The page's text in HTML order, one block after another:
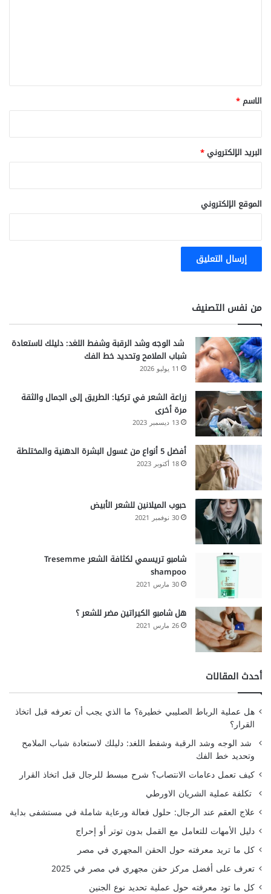
*
الاسم*
البريد الإلكتروني*
الموقع الإلكتروني
من نفس التصنيف
شد الوجه وشد الرقبة وشفط اللغد: دليلك لاستعادة
شباب الملامح وتحديد خط الفك
11 يوليو 2026
زراعة الشعر في تركيا: الطريق إلى الجمال والثقة
مرة أخرى
13 ديسمبر 2023
أفضل 5 أنواع من غسول البشرة الدهنية والمختلطة
18 أكتوبر 2023
حبوب الميلانين للشعر الأبيض
30 نوفمبر 2021
شامبو تريسمي لكثافة الشعر Tresemme
shampoo
30 مارس 2021
هل شامبو الكيراتين مضر للشعر ؟
26 مارس 2021
أحدث المقالات
هل عملية الرباط الصليبي خطيرة؟ ما الذي يجب أن تعرفه قبل اتخاذ
القرار؟
شد الوجه وشد الرقبة وشفط اللغد: دليلك لاستعادة شباب الملامح
وتحديد خط الفك
كيف تعمل دعامات الانتصاب؟ شرح مبسط للرجال قبل اتخاذ القرار
تكلفة عملية الشريان الاورطي
علاج العقم عند الرجال: حلول فعالة ورعاية شاملة في مستشفى بداية
دليل الأمهات للتعامل مع القمل بدون توتر أو إحراج
كل ما تريد معرفته حول الحقن المجهري في مصر
تعرف على أفضل مركز حقن مجهري في مصر في 2025
كل ما تود معرفته حول عملية تحديد نوع الجنين